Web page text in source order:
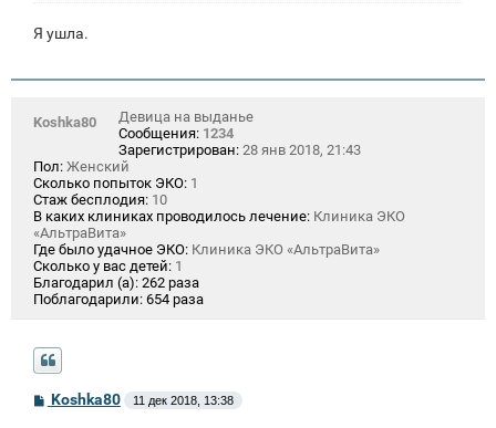
Я ушла.
Koshka80
Девица на выданье
Сообщения: 1234
Зарегистрирован: 28 янв 2018, 21:43
Пол: Женский
Сколько попыток ЭКО: 1
Стаж бесплодия: 10
В каких клиниках проводилось лечение: Клиника ЭКО
«АльтраВита»
Где было удачное ЭКО: Клиника ЭКО «АльтраВита»
Сколько у вас детей: 1
Благодарил (а): 262 раза
Поблагодарили: 654 раза
С
о
Koshka80 11 дек 2018, 13:38